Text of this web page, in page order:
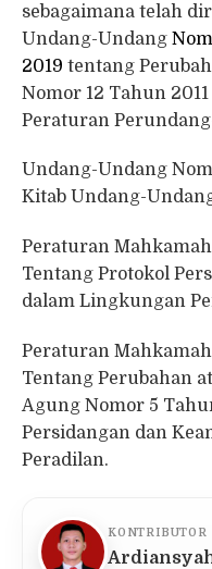
sebagaimana telah
Undang-Undang
2019 tentang
Nomor 12 Tahun
Peraturan
Undang-Undang
Kitab Undang-
Peraturan
Tentang Protokol
dalam Lingkungan
Peraturan
Tentang Perubahan
Agung Nomor 5
Persidangan dan
Peradilan.
KONTRIBUTOR